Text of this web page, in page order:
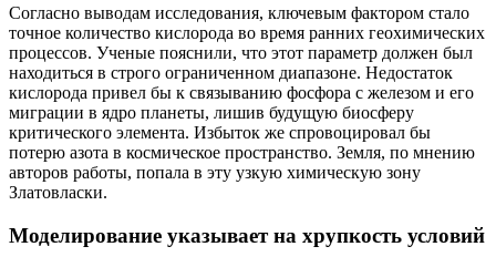
Согласно выводам исследования, ключевым фактором стало
точное количество кислорода во время ранних геохимических
процессов. Ученые пояснили, что этот параметр должен был
находиться в строго ограниченном диапазоне. Недостаток
кислорода привел бы к связыванию фосфора с железом и его
миграции в ядро планеты, лишив будущую биосферу
критического элемента. Избыток же спровоцировал бы
потерю азота в космическое пространство. Земля, по мнению
авторов работы, попала в эту узкую химическую зону
Златовласки.
Моделирование указывает на хрупкость условий